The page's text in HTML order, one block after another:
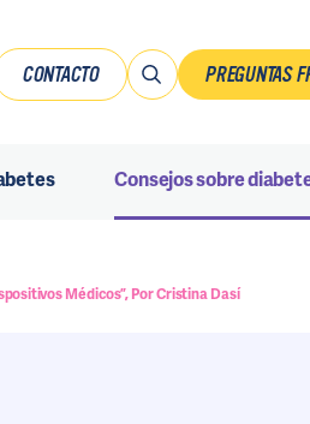
CONTACTO PREGUNTAS
Consejos sobre
Médicos”, Por Cristina Dasí